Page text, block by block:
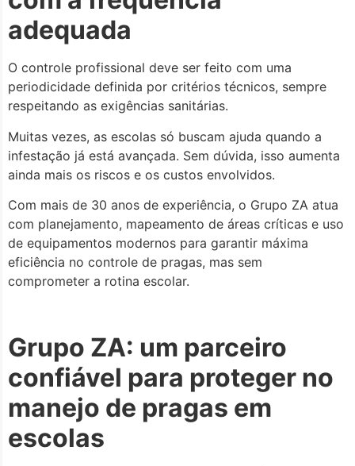
adequada
O controle profissional deve ser feito com uma
periodicidade definida por critérios técnicos, sempre
respeitando as exigências sanitárias.
Muitas vezes, as escolas só buscam ajuda quando a
infestação já está avançada. Sem dúvida, isso aumenta
ainda mais os riscos e os custos envolvidos.
Com mais de 30 anos de experiência, o Grupo ZA atua
com planejamento, mapeamento de áreas críticas e uso
de equipamentos modernos para garantir máxima
eficiência no controle de pragas, mas sem
comprometer a rotina escolar.
Grupo ZA: um parceiro
confiável para proteger no
manejo de pragas em
escolas